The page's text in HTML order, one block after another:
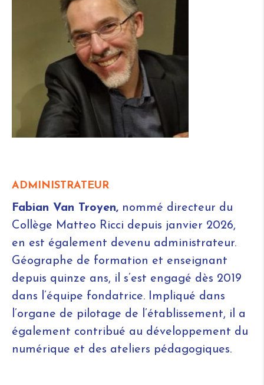
ADMINISTRATEUR
Fabian Van Troyen, nommé directeur du
Collège Matteo Ricci depuis janvier 2026,
en est également devenu administrateur.
Géographe de formation et enseignant
depuis quinze ans, il s’est engagé dès 2019
dans l’équipe fondatrice. Impliqué dans
l’organe de pilotage de l’établissement, il a
également contribué au développement du
numérique et des ateliers pédagogiques.